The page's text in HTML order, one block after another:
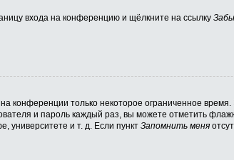
входа на конференцию и щёлкните на ссылку
конференции только некоторое ограниченное время.
и пароль каждый раз, вы можете отметить
университете и т. д. Если пункт Запомнить меня